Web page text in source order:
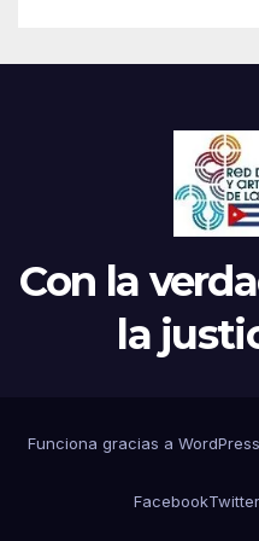
Con la
la
Funciona gracias a WordPress
FacebookTwitter